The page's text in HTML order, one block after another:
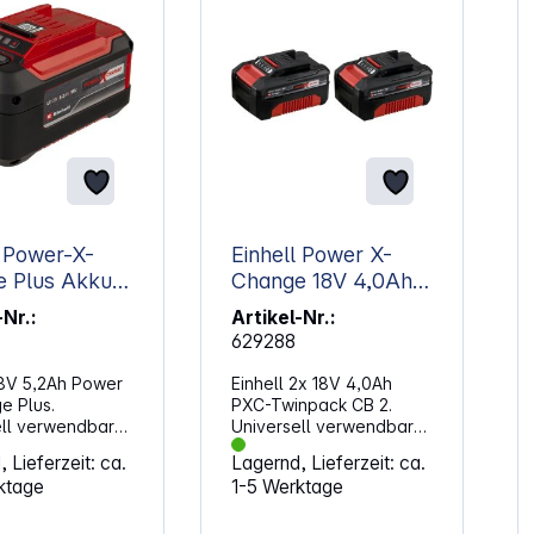
X-
Plus Akku
5,2Ah Power
Plus.
verwendbar
kabellose
Lieferzeit: ca.
Einhell Power X-
Change 18V 4,0Ah
Twinpack
Artikel-Nr.:
629288
Einhell 2x 18V 4,0Ah
PXC-Twinpack CB 2.
Universell verwendbar
für alle Power X-Change
Geräte. Ausstattung:
Ermöglicht kabellose
Lagernd, Lieferzeit: ca.
1-5 Werktage